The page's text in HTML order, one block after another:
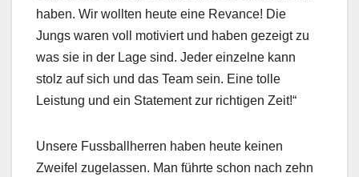
haben. Wir wollten heute eine Revance! Die
Jungs waren voll motiviert und haben gezeigt zu
was sie in der Lage sind. Jeder einzelne kann
stolz auf sich und das Team sein. Eine tolle
Leistung und ein Statement zur richtigen Zeit!“
Unsere Fussballherren haben heute keinen
Zweifel zugelassen. Man führte schon nach zehn